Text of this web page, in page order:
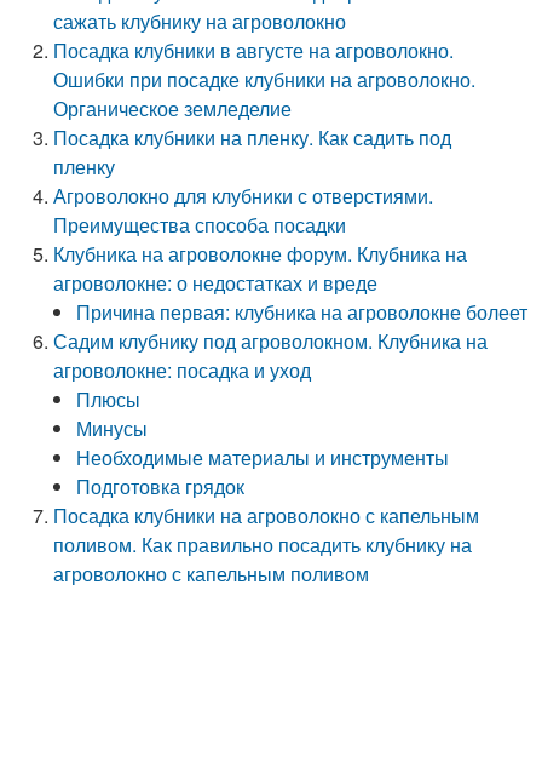
сажать клубнику на агроволокно
Посадка клубники в августе на агроволокно.
Ошибки при посадке клубники на агроволокно.
Органическое земледелие
Посадка клубники на пленку. Как садить под
пленку
Агроволокно для клубники с отверстиями.
Преимущества способа посадки
Клубника на агроволокне форум. Клубника на
агроволокне: о недостатках и вреде
Причина первая: клубника на агроволокне болеет
Садим клубнику под агроволокном. Клубника на
агроволокне: посадка и уход
Плюсы
Минусы
Необходимые материалы и инструменты
Подготовка грядок
Посадка клубники на агроволокно с капельным
поливом. Как правильно посадить клубнику на
агроволокно с капельным поливом